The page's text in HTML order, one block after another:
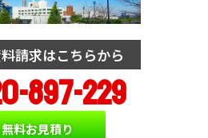
請求はこちらから
897-229
無料お見積り